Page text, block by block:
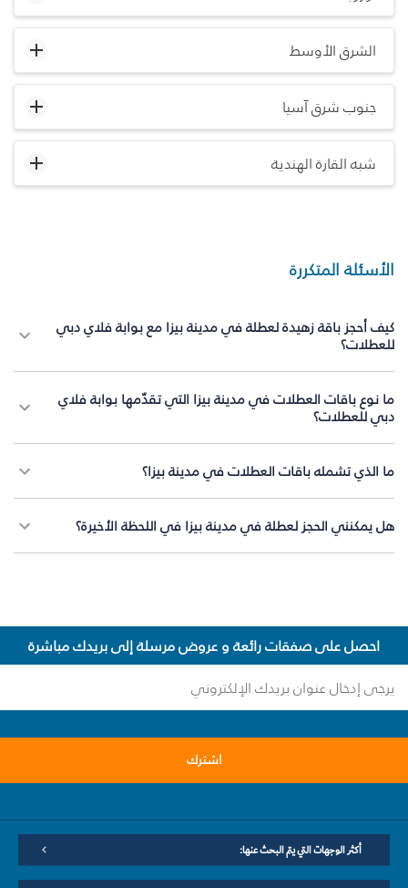
الشرق الأوسط
جنوب شرق آسيا
شبه القارة الهندية
الأسئلة المتكررة
كيف أحجز باقة زهيدة لعطلة في مدينة بيزا مع بوابة فلاي دبي
للعطلات؟
ما نوع باقات العطلات في مدينة بيزا التي تقدّمها بوابة فلاي
دبي للعطلات؟
ما الذي تشمله باقات العطلات في مدينة بيزا؟
هل يمكنني الحجز لعطلة في مدينة بيزا في اللحظة الأخيرة؟
احصل على صفقات رائعة و عروض مرسلة إلى بريدك مباشرة
اشترك
أكثر الوجهات التي يتم البحث عنها: